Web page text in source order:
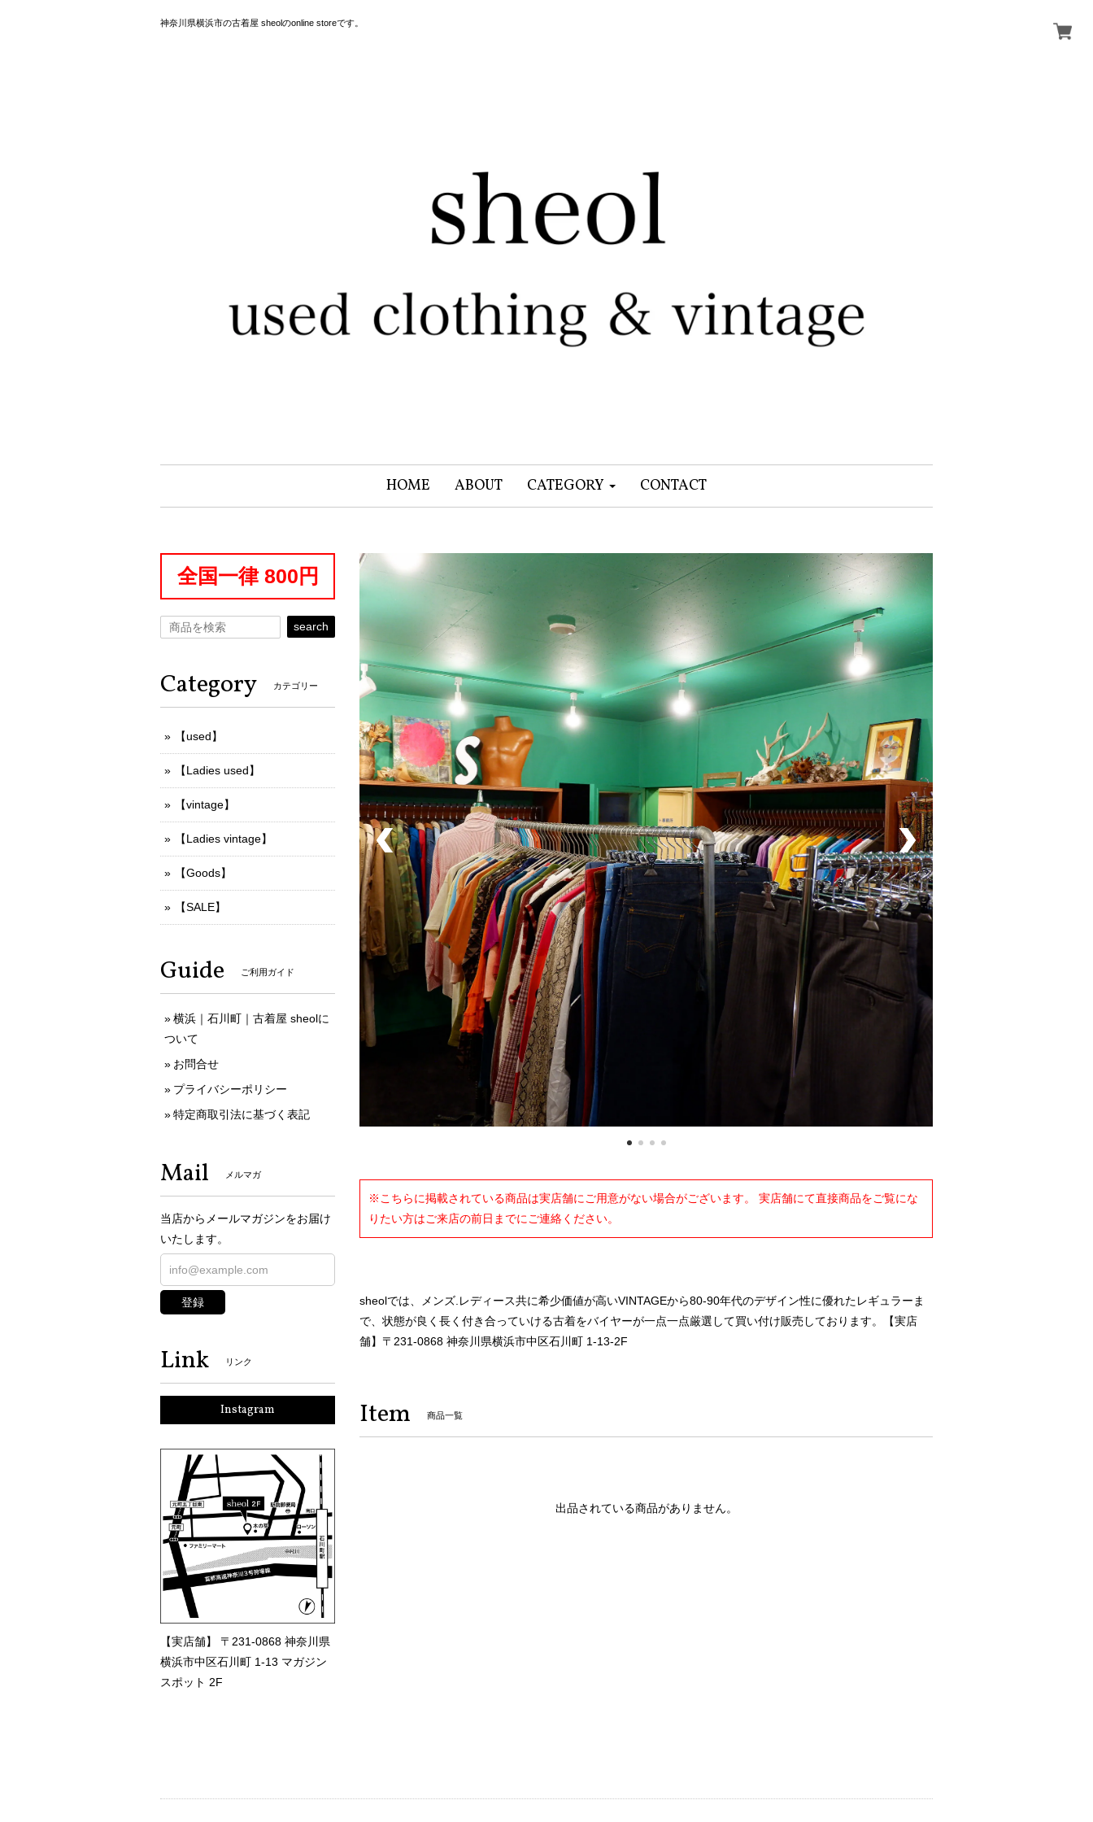
神奈川県横浜市の古着屋 sheolのonline storeです。
HOME ABOUT CATEGORY CONTACT
※こちらに掲載されている商品は実店舗にご用意がない場合がございます。 実店舗にて直接商品をご覧にな
りたい方はご来店の前日までにご連絡ください。
sheolでは、メンズ.レディース共に希少価値が高いVINTAGEから80-90年代のデザイン性に優れたレギュラーま
で、状態が良く長く付き合っていける古着をバイヤーが一点一点厳選して買い付け販売しております。【実店
舗】〒231-0868 神奈川県横浜市中区石川町 1-13-2F
Item 商品一覧
出品されている商品がありません。
全国一律 800円
search
Category カテゴリー
【used】
【Ladies used】
【vintage】
【Ladies vintage】
【Goods】
【SALE】
Guide ご利用ガイド
横浜｜石川町｜古着屋 sheolに
ついて
お問合せ
プライバシーポリシー
特定商取引法に基づく表記
Mail メルマガ
当店からメールマガジンをお届け
いたします。
登録
Link リンク
Instagram
【実店舗】 〒231-0868 神奈川県
横浜市中区石川町 1-13 マガジン
スポット 2F